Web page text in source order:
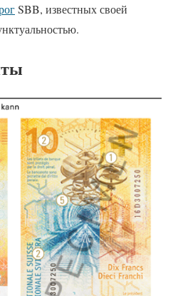
SBB, известных своей